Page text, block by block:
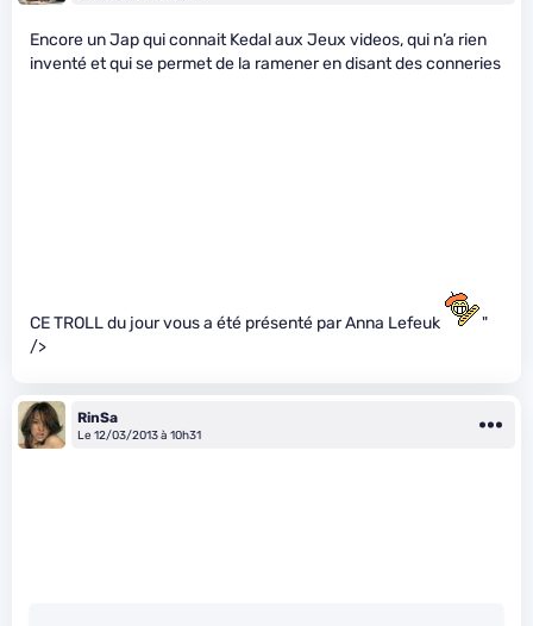
Encore un Jap qui connait Kedal aux Jeux videos, qui n’a rien
inventé et qui se permet de la ramener en disant des conneries
CE TROLL du jour vous a été présenté par Anna Lefeuk
"
/>
RinSa
Le 12/03/2013 à 10h31